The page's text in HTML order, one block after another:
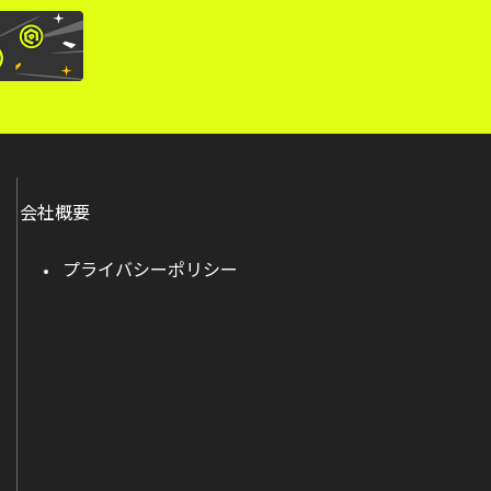
会社概要
プライバシーポリシー